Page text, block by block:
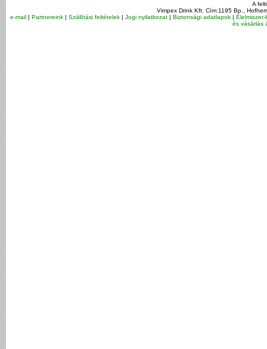
A
Vimpex Drink Kft. Cím:1195 Bp.,
e-mail| Partnereink| Szállítási feltételek| Jogi nyilatkozat| Biztonsági adatlapok|
és vásárlás